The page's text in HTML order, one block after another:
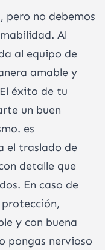
pero no debemos
Al
al equipo de
amable y
éxito de tu
un buen
es
el traslado de
detalle que
En caso de
protección,
y con buena
pongas nervioso